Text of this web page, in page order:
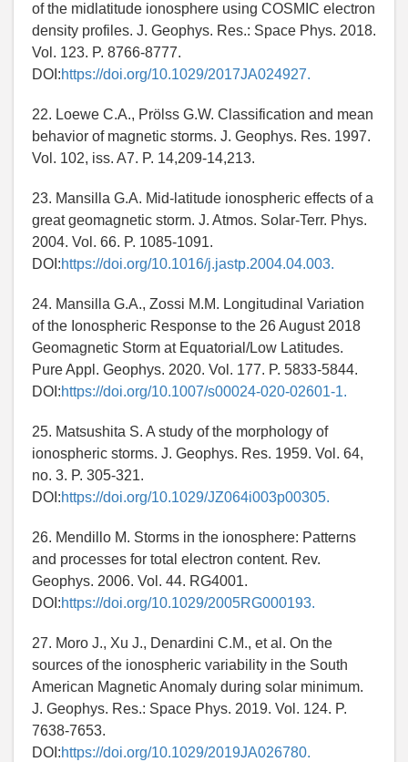
of the midlatitude ionosphere using COSMIC electron
density profiles. J. Geophys. Res.: Space Phys. 2018.
Vol. 123. P. 8766-8777.
DOI:https://doi.org/10.1029/2017JA024927.
22. Loewe C.A., Prölss G.W. Classification and mean
behavior of magnetic storms. J. Geophys. Res. 1997.
Vol. 102, iss. A7. P. 14,209-14,213.
23. Mansilla G.A. Mid-latitude ionospheric effects of a
great geomagnetic storm. J. Atmos. Solar-Terr. Phys.
2004. Vol. 66. P. 1085-1091.
DOI:https://doi.org/10.1016/j.jastp.2004.04.003.
24. Mansilla G.A., Zossi M.M. Longitudinal Variation
of the Ionospheric Response to the 26 August 2018
Geomagnetic Storm at Equatorial/Low Latitudes.
Pure Appl. Geophys. 2020. Vol. 177. P. 5833-5844.
DOI:https://doi.org/10.1007/s00024-020-02601-1.
25. Matsushita S. A study of the morphology of
ionospheric storms. J. Geophys. Res. 1959. Vol. 64,
no. 3. P. 305-321.
DOI:https://doi.org/10.1029/JZ064i003p00305.
26. Mendillo M. Storms in the ionosphere: Patterns
and processes for total electron content. Rev.
Geophys. 2006. Vol. 44. RG4001.
DOI:https://doi.org/10.1029/2005RG000193.
27. Moro J., Xu J., Denardini C.M., et al. On the
sources of the ionospheric variability in the South
American Magnetic Anomaly during solar minimum.
J. Geophys. Res.: Space Phys. 2019. Vol. 124. P.
7638-7653.
DOI:https://doi.org/10.1029/2019JA026780.